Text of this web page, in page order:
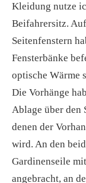
Kleidung nutze
Beifahrersitz.
Seitenfenstern
Fensterbänke
optische Wärme
Die Vorhänge
Ablage über den
denen der
wird. An den
Gardinenseile
angebracht, an